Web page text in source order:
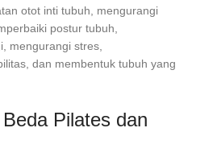
otot inti tubuh, mengurangi
postur tubuh,
mengurangi stres,
dan membentuk tubuh yang
Pilates dan